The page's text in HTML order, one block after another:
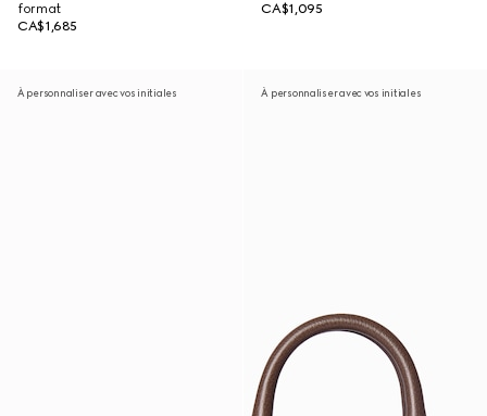
format
CA$1,685
CA$1,095
À personnaliser avec vos initiales À personnaliser avec vos initiales